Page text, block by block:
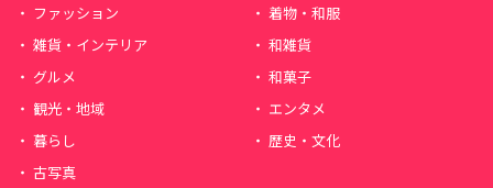
ファッション
着物・和服
雑貨・インテリア
和雑貨
グルメ
和菓子
観光・地域
エンタメ
暮らし
歴史・文化
古写真